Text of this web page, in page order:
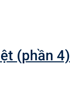
(phần 4)